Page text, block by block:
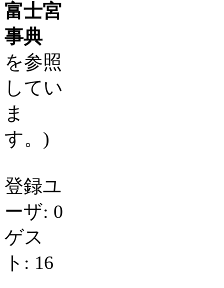
富士宮
事典
を参照
してい
ま
す。)
登録ユ
ーザ: 0
ゲス
ト: 16